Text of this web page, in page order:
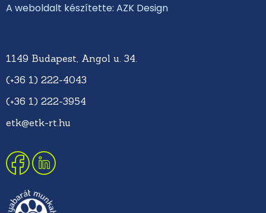
A weboldalt készítette: AZK Design
1149 Budapest, Angol u. 34.
(+36 1) 222-4043
(+36 1) 222-3954
etk@etk-rt.hu